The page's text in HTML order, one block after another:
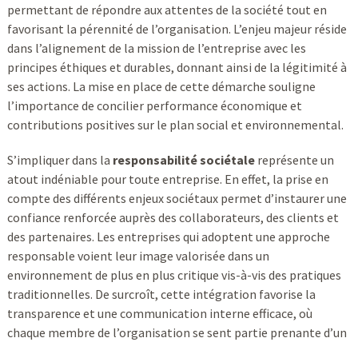
permettant de répondre aux attentes de la société tout en
favorisant la pérennité de l’organisation. L’enjeu majeur réside
dans l’alignement de la mission de l’entreprise avec les
principes éthiques et durables, donnant ainsi de la légitimité à
ses actions. La mise en place de cette démarche souligne
l’importance de concilier performance économique et
contributions positives sur le plan social et environnemental.
S’impliquer dans la responsabilité sociétalereprésente un
atout indéniable pour toute entreprise. En effet, la prise en
compte des différents enjeux sociétaux permet d’instaurer une
confiance renforcée auprès des collaborateurs, des clients et
des partenaires. Les entreprises qui adoptent une approche
responsable voient leur image valorisée dans un
environnement de plus en plus critique vis-à-vis des pratiques
traditionnelles. De surcroît, cette intégration favorise la
transparence et une communication interne efficace, où
chaque membre de l’organisation se sent partie prenante d’un